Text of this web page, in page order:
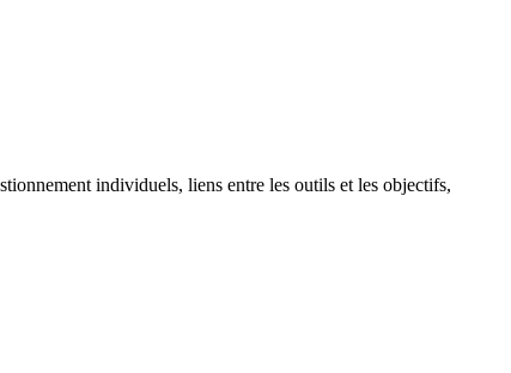
individuels, liens entre les outils et les objectifs,